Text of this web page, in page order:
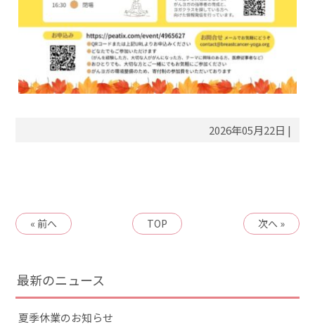
2026年05月22日 |
« 前へ TOP 次へ »
最新のニュース
夏季休業のお知らせ